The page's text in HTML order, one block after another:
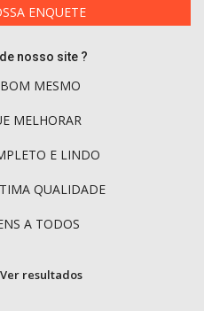
ENQUETE
nosso site ?
MESMO
MELHORAR
E LINDO
QUALIDADE
A TODOS
Ver resultados